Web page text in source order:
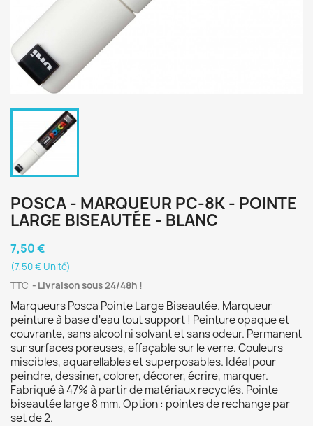
POSCA - MARQUEUR PC-8K - POINTE
LARGE BISEAUTÉE - BLANC
7,50 €
(7,50 € Unité)
TTC
Livraison sous 24/48h !
Marqueurs Posca Pointe Large Biseautée. Marqueur
peinture à base d'eau tout support ! Peinture opaque et
couvrante, sans alcool ni solvant et sans odeur. Permanent
sur surfaces poreuses, effaçable sur le verre. Couleurs
miscibles, aquarellables et superposables. Idéal pour
peindre, dessiner, colorer, décorer, écrire, marquer.
Fabriqué à 47% à partir de matériaux recyclés. Pointe
biseautée large 8 mm. Option : pointes de rechange par
set de 2.